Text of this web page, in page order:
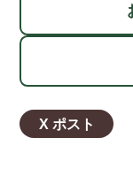
X ポスト